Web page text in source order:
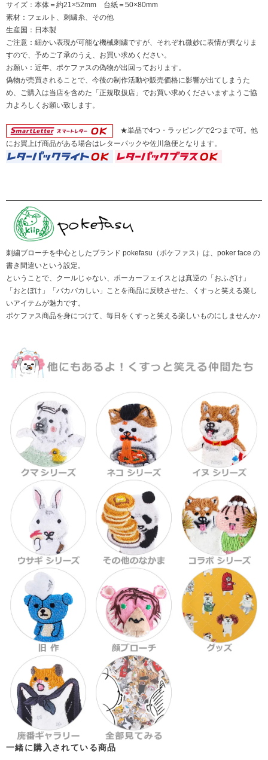
サイズ：本体＝約21×52mm 台紙＝50×80mm
素材：フェルト、刺繍糸、その他
生産国：日本製
ご注意：細かい表現が可能な機械刺繍ですが、それぞれ微妙に表情が異なりま
すので、予めご了承のうえ、お買い求めください。
お願い：近年、ポケファスの偽物が出回っております。
偽物が売買されることで、今後の制作活動や販売価格に影響が出てしまうた
め、ご購入は当店を含めた「正規取扱店」でお買い求めくださいますようご協
力よろしくお願い致します。
★単品で4つ・ラッピングで2つまで可。他
にお買上げ商品がある場合はレターパックや佐川急便となります。
刺繍ブローチを中心としたブランド pokefasu（ポケファス）は、poker face の
書き間違いという設定。
ということで、クールじゃない、ポーカーフェイスとは真逆の「おふざけ」
「おとぼけ」「バカバカしい」ことを商品に反映させた、くすっと笑える楽し
いアイテムが魅力です。
ポケファス商品を身につけて、毎日をくすっと笑える楽しいものにしませんか♪
一緒に購入されている商品